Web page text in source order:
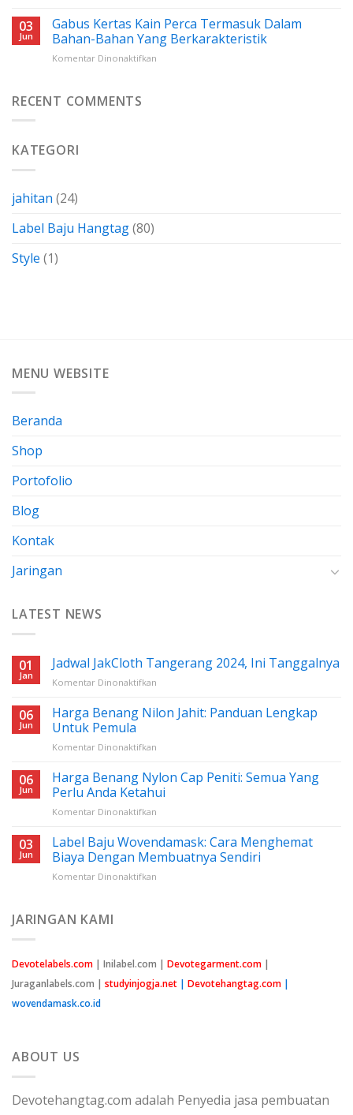
Yang
Perlu
Anda
Baju
Wovendamask:
Cara
03
Jun
Gabus Kertas Kain Perca Termasuk Dalam
Bahan-Bahan Yang Berkarakteristik
Komentar Dinonaktifkan
RECENT COMMENTS
KATEGORI
jahitan (24)
Label Baju Hangtag(80)
Style (1)
MENU WEBSITE
Beranda
Shop
Portofolio
Blog
Kontak
Jaringan
LATEST NEWS
01
Jan
Jadwal JakCloth Tangerang 2024, Ini Tanggalnya
Komentar Dinonaktifkan
JakCloth
Tangerang
06
Jun
Harga Benang Nilon Jahit: Panduan Lengkap
Untuk Pemula
Komentar Dinonaktifkan
Benang
Nilon
Jahit:
Untuk
Pemula
06
Jun
Harga Benang Nylon Cap Peniti: Semua Yang
Perlu Anda Ketahui
Komentar Dinonaktifkan
Benang
Nylon
Cap
03
Jun
Label Baju Wovendamask: Cara Menghemat
Biaya Dengan Membuatnya Sendiri
Komentar Dinonaktifkan
Dengan
Membuatnya
JARINGAN KAMI
Devotelabels.com | Inilabel.com | Devotegarment.com |
Juraganlabels.com | studyinjogja.net | Devotehangtag.com |
wovendamask.co.id
ABOUT US
Devotehangtag.com adalah Penyedia jasa pembuatan